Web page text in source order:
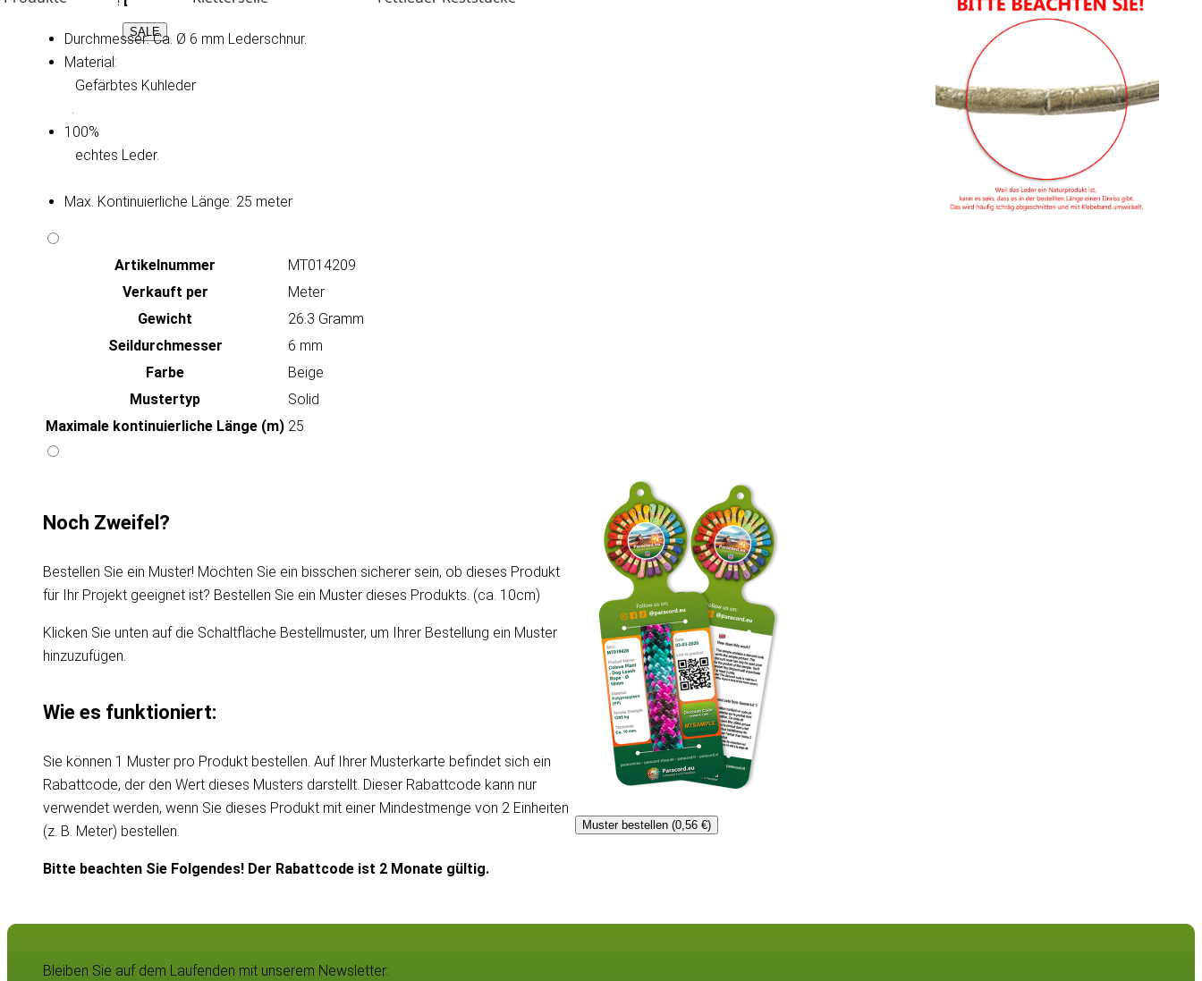
SALE
Durchmesser: Ca. Ø 6 mm Lederschnur.
Material:
.
100%
Max. Kontinuierliche Länge: 25 meter
Artikeln‌ummer
MT014209
Verkauft per
Meter
Gewicht
26.3 Gramm
Seildurchmesser
6 mm
Farbe
Beige
Mustertyp
Solid
Maximale kontinuierliche Länge (m) 25
Noch Zweifel?
Bestellen Sie ein Muster! Möchten Sie ein bisschen sicherer sein, ob dieses Produkt
für Ihr Projekt geeignet ist? Bestellen Sie ein Muster dieses Produkts. (ca. 10cm)
Klicken Sie unten auf die Schaltfläche Bestellmuster, um Ihrer Bestellung ein Muster
hinzuzufügen.
Wie es funktioniert:
Sie können 1 Muster pro Produkt bestellen. Auf Ihrer Musterkarte befindet sich ein
Rabattcode, der den Wert dieses Musters darstellt. Dieser Rabattcode kann nur
verwendet werden, wenn Sie dieses Produkt mit einer Mindestmenge von 2 Einheiten
(z. B. Meter) bestellen.
Bitte beachten Sie Folgendes! Der Rabattcode ist 2 Monate gültig.
Muster bestellen (0,56 €)
Bleiben Sie auf dem Laufenden mit unserem Newsletter: